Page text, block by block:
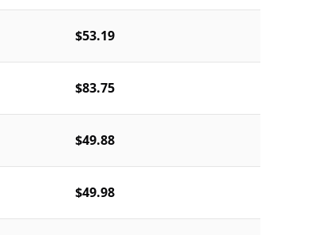
$53.19
$83.75
$49.88
$49.98